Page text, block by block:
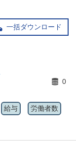
一括ダウンロード
0
給与 労働者数